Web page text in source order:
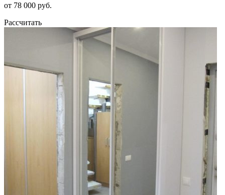
от 78 000 руб.
Рассчитать